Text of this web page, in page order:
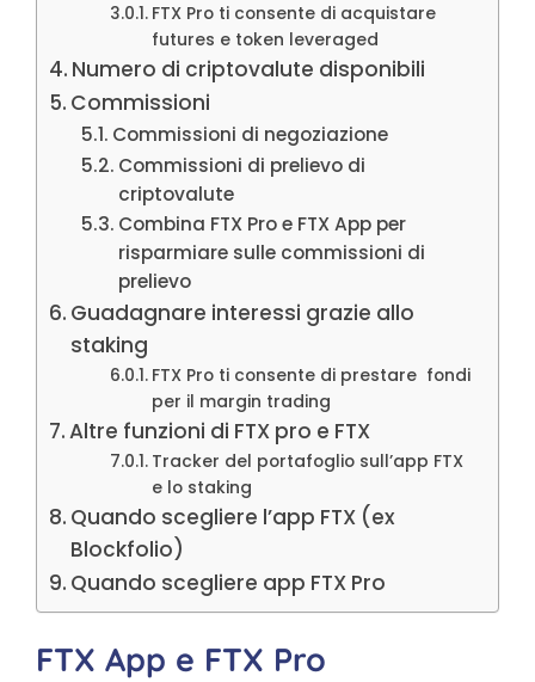
FTX Pro ti consente di acquistare
futures e token leveraged
Numero di criptovalute disponibili
Commissioni
Commissioni di negoziazione
Commissioni di prelievo di
criptovalute
Combina FTX Pro e FTX App per
risparmiare sulle commissioni di
prelievo
Guadagnare interessi grazie allo
staking
FTX Pro ti consente di prestare fondi
per il margin trading
Altre funzioni di FTX pro e FTX
Tracker del portafoglio sull’app FTX
e lo staking
Quando scegliere l’app FTX (ex
Blockfolio)
Quando scegliere app FTX Pro
FTX App e FTX Pro